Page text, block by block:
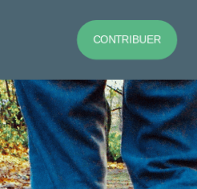
CONTRIBUER